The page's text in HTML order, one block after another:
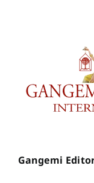
Gangemi